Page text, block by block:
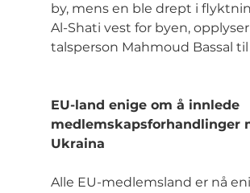
by, mens en ble drept i
Al-Shati vest for byen, opplyser
talsperson Mahmoud Bassal til
EU-land enige om å innlede
medlemskapsforhandlinger
Ukraina
Alle EU-medlemsland er nå